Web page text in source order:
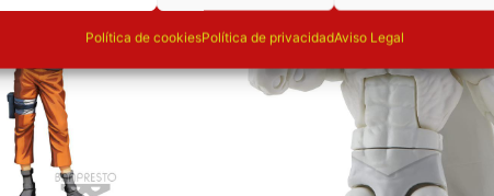
Política de cookiesPolítica de privacidadAviso Legal